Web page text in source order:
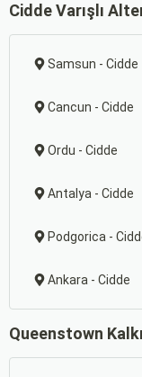
Cidde Varışlı
Samsun - Cidde
Cancun - Cidde
Ordu - Cidde
Antalya - Cidde
Podgorica -
Ankara - Cidde
Queenstown